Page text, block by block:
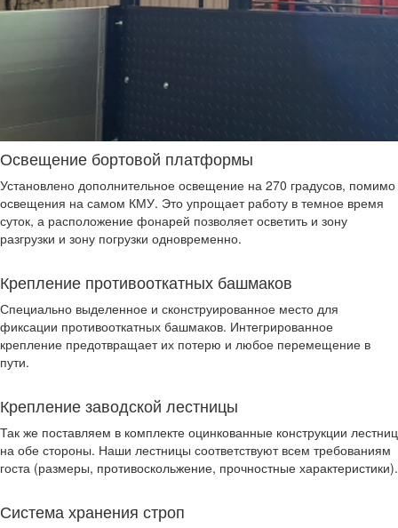
Освещение бортовой платформы
Установлено дополнительное освещение на 270 градусов, помимо
освещения на самом КМУ. Это упрощает работу в темное время
суток, а расположение фонарей позволяет осветить и зону
разгрузки и зону погрузки одновременно.
Крепление противооткатных башмаков
Специально выделенное и сконструированное место для
фиксации противооткатных башмаков. Интегрированное
крепление предотвращает их потерю и любое перемещение в
пути.
Крепление заводской лестницы
Так же поставляем в комплекте оцинкованные конструкции лестниц
на обе стороны. Наши лестницы соответствуют всем требованиям
госта (размеры, противоскольжение, прочностные характеристики).
Система хранения строп